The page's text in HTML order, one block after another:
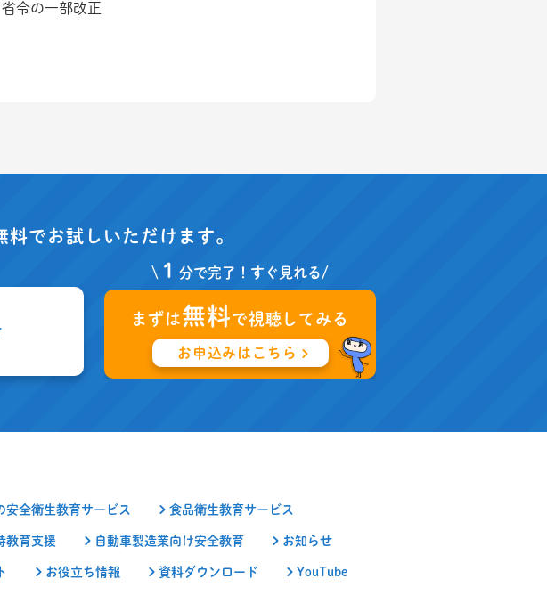
令の一部改正
料でお試しいただけます。
\ １分で完了！すぐ見れる/
まずは無料で視聴してみる
お申込みはこちら
安全衛生教育サービス 食品衛生教育サービス
教育支援 自動車製造業向け安全教育 お知らせ
お役立ち情報 資料ダウンロード YouTube